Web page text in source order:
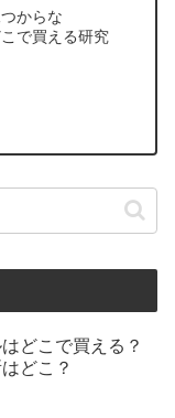
からな
で買える研究
どこで買える？
どこ？